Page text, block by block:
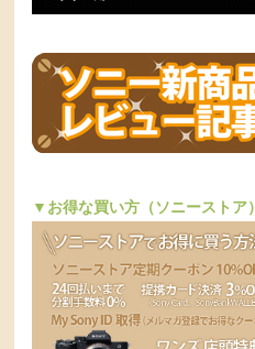
▼お得な買い方（ソニーストア）